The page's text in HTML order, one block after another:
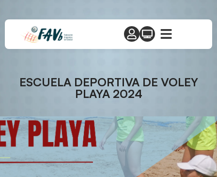
ESCUELA DEPORTIVA DE VOLEY
PLAYA 2024